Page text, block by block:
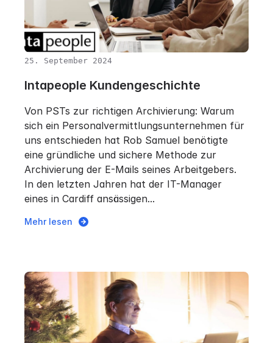
25. September 2024
Intapeople Kundengeschichte
Von PSTs zur richtigen Archivierung: Warum
sich ein Personalvermittlungsunternehmen für
uns entschieden hat Rob Samuel benötigte
eine gründliche und sichere Methode zur
Archivierung der E-Mails seines Arbeitgebers.
In den letzten Jahren hat der IT-Manager
eines in Cardiff ansässigen...
Mehr lesen